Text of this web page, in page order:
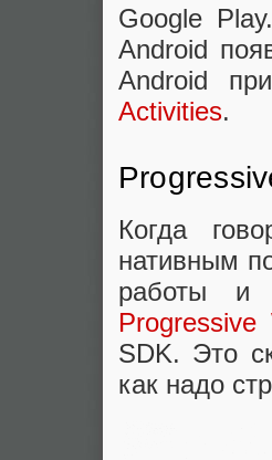
Google
Android
Android
Activities.
Когда
нативным
работы и
SDK. Это
как надо